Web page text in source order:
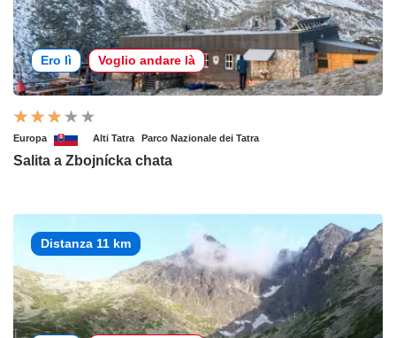
Ero lì Voglio andare là
Europa Alti Tatra Parco Nazionale dei Tatra
Salita a Zbojnícka chata
Distanza 11 km